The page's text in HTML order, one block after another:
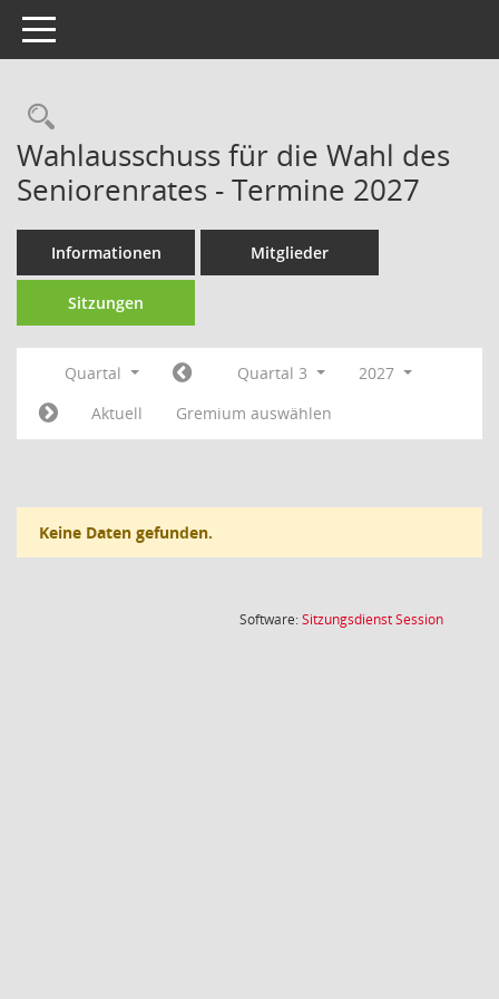
Toggle navigation
Rechercheauswahl
Wahlausschuss für die Wahl des
Seniorenrates - Termine 2027
Informationen Mitglieder
Sitzungen
Quartal Quartal 3
2027
Aktuell
Gremium auswählen
Keine Daten gefunden.
Software:SitzungsdienstSession(Wird in